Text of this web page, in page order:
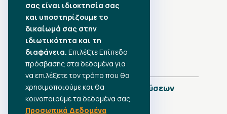
•Αύγουστος 2026
•Ιούλιος 2026
•Ιούνιος 2026
•Μάιος 2026
•Απρίλιος 2026
•Μάρτιος 2026
Πλήρες Ημερολόγιο Δημοσιεύσεων
σας είναι ιδιοκτησία σας
και υποστηρίζουμε το
δικαίωμά σας στην
ιδιωτικότητα και τη
διαφάνεια. Επιλέξτε Επίπεδο
πρόσβασης στα δεδομένα για
να επιλέξετε τον τρόπο που θα
χρησιμοποιούμε και θα
κοινοποιούμε τα δεδομένα σας.
Προσωπικά Δεδομένα